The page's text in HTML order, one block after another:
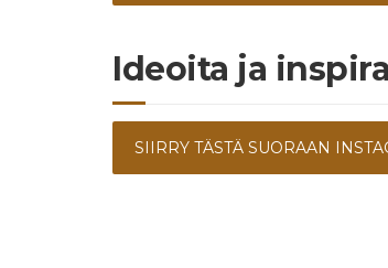
Ideoita ja
SIIRRY TÄSTÄ SUORAAN